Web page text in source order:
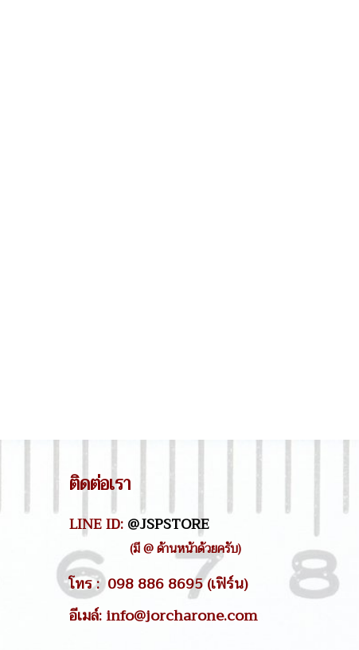
ติดต่อเรา
LINE ID:@JSPSTORE
(มี @ ด้านหน้าด้วยครับ)
โทร : 098 886 8695 (เฟิร์น)
อีเมล์: info@jorcharone.com